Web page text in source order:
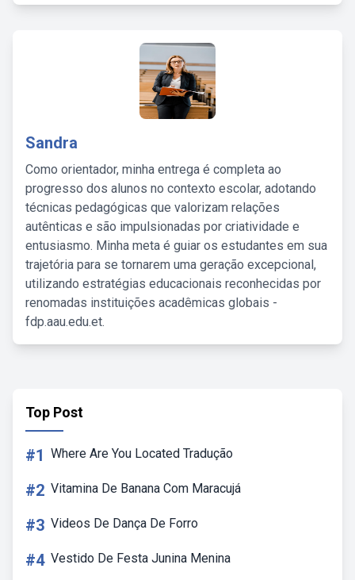
Sandra
Como orientador, minha entrega é completa ao
progresso dos alunos no contexto escolar, adotando
técnicas pedagógicas que valorizam relações
autênticas e são impulsionadas por criatividade e
entusiasmo. Minha meta é guiar os estudantes em sua
trajetória para se tornarem uma geração excepcional,
utilizando estratégias educacionais reconhecidas por
renomadas instituições acadêmicas globais -
fdp.aau.edu.et.
Top Post
#1 Where Are You Located Tradução
#2 Vitamina De Banana Com Maracujá
#3 Videos De Dança De Forro
#4 Vestido De Festa Junina Menina